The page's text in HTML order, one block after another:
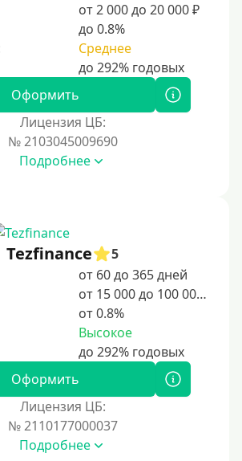
от 2 000 до 20 000 ₽
до 0.8%
Среднее
Оформить
Лицензия ЦБ:
№ 2103045009690
Подробнее
Tezfinance
5
от 60 до 365 дней
от 15 000 до 100 000 ₽
от 0.8%
Высокое
Оформить
Лицензия ЦБ:
№ 2110177000037
Подробнее